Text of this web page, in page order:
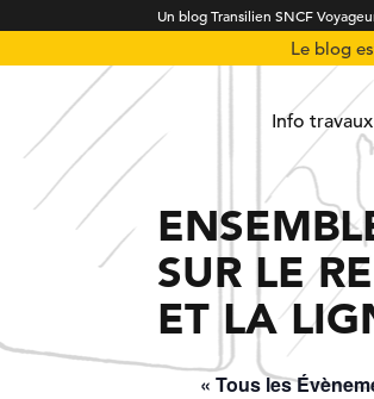
Un blog Transilien SNCF
Le blog
Info travaux
SUR LE
ET LA
« Tous les